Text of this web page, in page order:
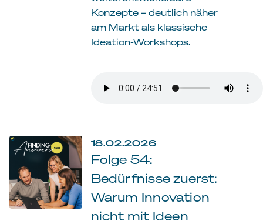
Konzepte – deutlich näher
am Markt als klassische
Ideation-Workshops.
18.02.2026
Folge 54:
Bedürfnisse zuerst:
Warum Innovation
nicht mit Ideen